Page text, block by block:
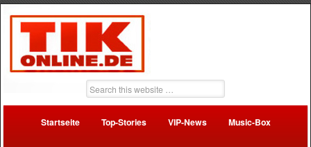
Startseite Top-Stories VIP-News Music-Box